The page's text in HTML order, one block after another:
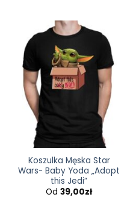
Koszulka Męska Star
Wars- Baby Yoda „Adopt
this Jedi”
Od 39,00zł